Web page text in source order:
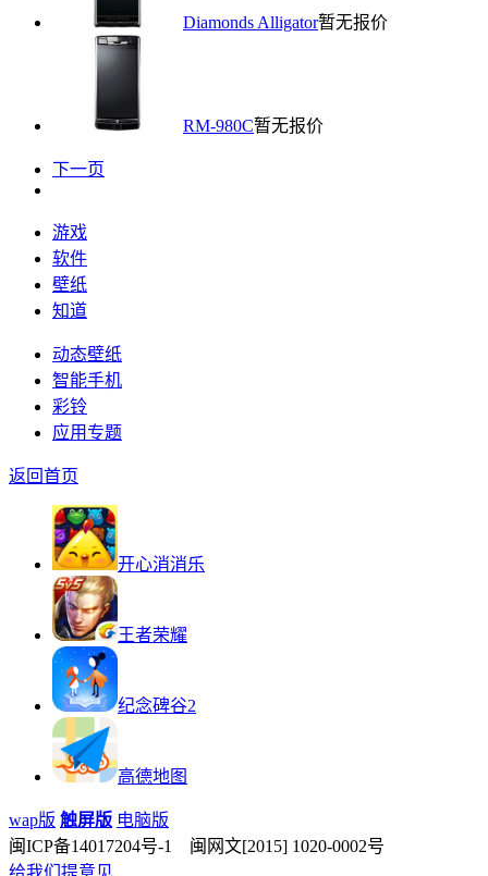
Diamonds Alligator暂无报价
RM-980C暂无报价
下一页
游戏
软件
壁纸
知道
动态壁纸
智能手机
彩铃
应用专题
返回首页
开心消消乐
王者荣耀
纪念碑谷2
高德地图
wap版 触屏版 电脑版
闽ICP备14017204号-1 闽网文[2015] 1020-0002号
给我们提意见